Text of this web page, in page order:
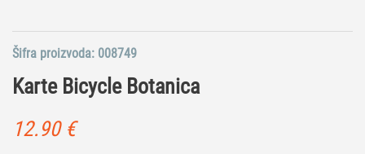
Karte Bicycle Botanica
12.90 €
Šifra proizvoda: 008749